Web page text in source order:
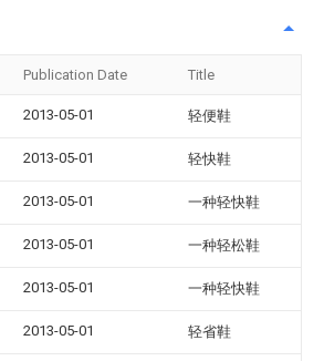
Publication Date Title
2013-05-01 轻便鞋
2013-05-01 轻快鞋
2013-05-01 一种轻快鞋
2013-05-01 一种轻松鞋
2013-05-01 一种轻快鞋
2013-05-01 轻省鞋